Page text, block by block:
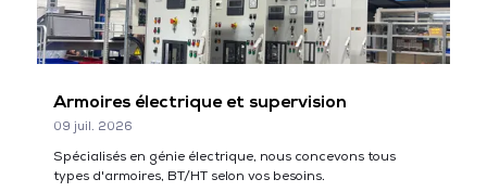
Armoires électrique et supervision
09 juil. 2026
Spécialisés en génie électrique, nous concevons tous
types d'armoires, BT/HT selon vos besoins.